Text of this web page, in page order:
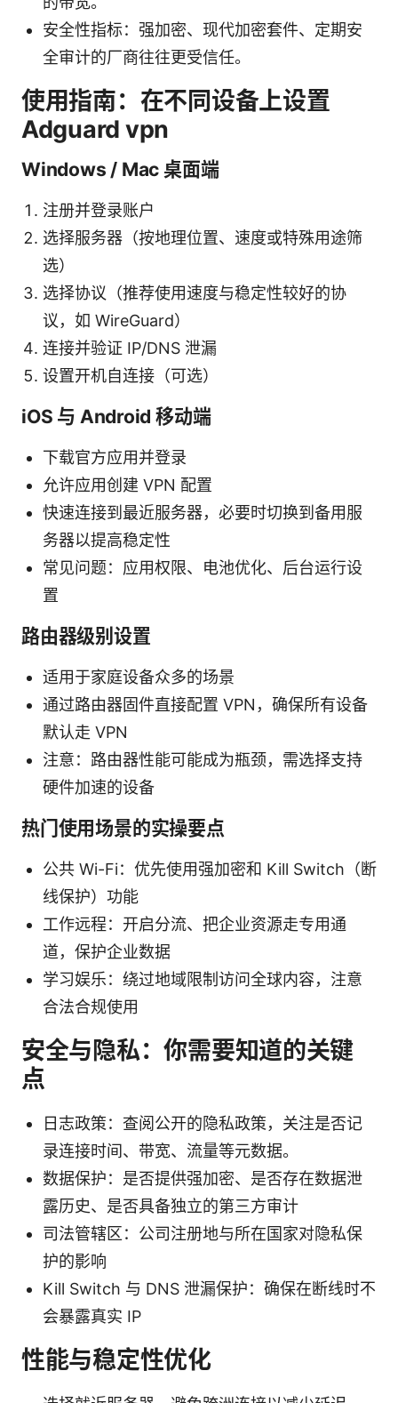
安全性指标：强加密、现代加密套件、定期安
全审计的厂商往往更受信任。
使用指南：在不同设备上设置
Adguard vpn
Windows / Mac 桌面端
注册并登录账户
选择服务器（按地理位置、速度或特殊用途筛
选）
选择协议（推荐使用速度与稳定性较好的协
议，如 WireGuard）
连接并验证 IP/DNS 泄漏
设置开机自连接（可选）
iOS 与 Android 移动端
下载官方应用并登录
允许应用创建 VPN 配置
快速连接到最近服务器，必要时切换到备用服
务器以提高稳定性
常见问题：应用权限、电池优化、后台运行设
置
路由器级别设置
适用于家庭设备众多的场景
通过路由器固件直接配置 VPN，确保所有设备
默认走 VPN
注意：路由器性能可能成为瓶颈，需选择支持
硬件加速的设备
热门使用场景的实操要点
公共 Wi-Fi：优先使用强加密和 Kill Switch（断
线保护）功能
工作远程：开启分流、把企业资源走专用通
道，保护企业数据
学习娱乐：绕过地域限制访问全球内容，注意
合法合规使用
安全与隐私：你需要知道的关键
点
日志政策：查阅公开的隐私政策，关注是否记
录连接时间、带宽、流量等元数据。
数据保护：是否提供强加密、是否存在数据泄
露历史、是否具备独立的第三方审计
司法管辖区：公司注册地与所在国家对隐私保
护的影响
Kill Switch 与 DNS 泄漏保护：确保在断线时不
会暴露真实 IP
性能与稳定性优化